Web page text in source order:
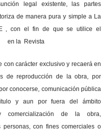
legal existente, las partes
de manera pura y simple a La
, con el fin de que se utilice el
la Revista
con carácter exclusivo y recaerá en
de reproducción de la obra, por
conocerse, comunicación pública
y aun por fuera del ámbito
comercialización de la obra,
personas, con fines comerciales o